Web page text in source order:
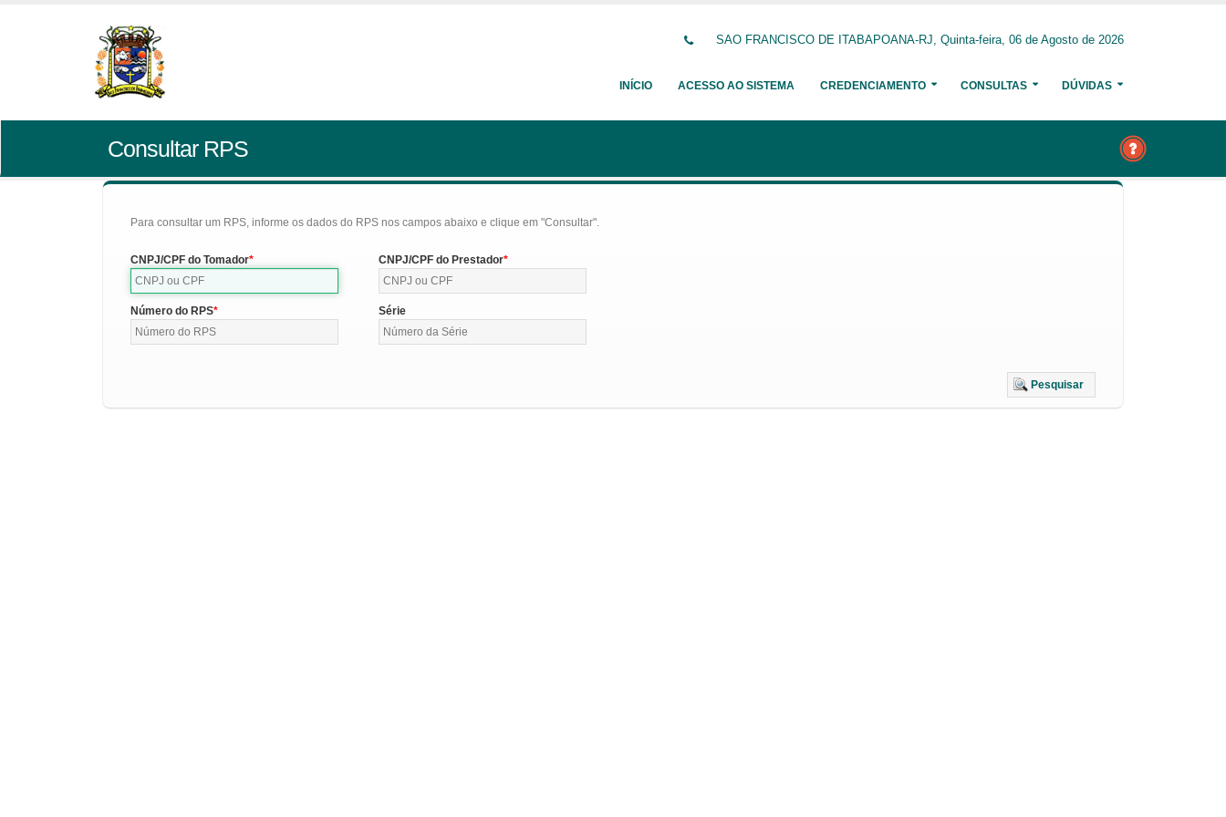
SAO FRANCISCO DE ITABAPOANA-RJ, Quinta-feira, 06 de Agosto de 2026
INÍCIO ACESSO AO SISTEMA CREDENCIAMENTO CONSULTAS DÚVIDAS
Consultar RPS
Para consultar um RPS, informe os dados do RPS nos campos abaixo e clique em "Consultar".
CNPJ/CPF do Tomador CNPJ/CPF do Prestador
Número do RPS Série
Pesquisar